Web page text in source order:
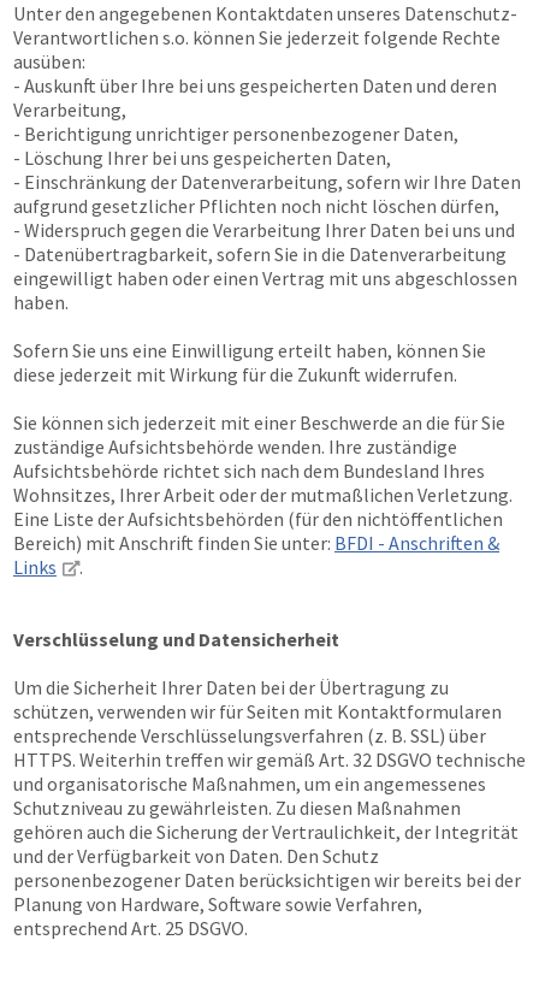
Unter den angegebenen Kontaktdaten unseres Datenschutz-
Verantwortlichen s.o. können Sie jederzeit folgende Rechte
ausüben:
- Auskunft über Ihre bei uns gespeicherten Daten und deren
Verarbeitung,
- Berichtigung unrichtiger personenbezogener Daten,
- Löschung Ihrer bei uns gespeicherten Daten,
- Einschränkung der Datenverarbeitung, sofern wir Ihre Daten
aufgrund gesetzlicher Pflichten noch nicht löschen dürfen,
- Widerspruch gegen die Verarbeitung Ihrer Daten bei uns und
- Datenübertragbarkeit, sofern Sie in die Datenverarbeitung
eingewilligt haben oder einen Vertrag mit uns abgeschlossen
haben.
Sofern Sie uns eine Einwilligung erteilt haben, können Sie
diese jederzeit mit Wirkung für die Zukunft widerrufen.
Sie können sich jederzeit mit einer Beschwerde an die für Sie
zuständige Aufsichtsbehörde wenden. Ihre zuständige
Aufsichtsbehörde richtet sich nach dem Bundesland Ihres
Wohnsitzes, Ihrer Arbeit oder der mutmaßlichen Verletzung.
Eine Liste der Aufsichtsbehörden (für den nichtöffentlichen
Bereich) mit Anschrift finden Sie unter: BFDI - Anschriften &
Links
.
Verschlüsselung und Datensicherheit
Um die Sicherheit Ihrer Daten bei der Übertragung zu
schützen, verwenden wir für Seiten mit Kontaktformularen
entsprechende Verschlüsselungsverfahren (z. B. SSL) über
HTTPS. Weiterhin treffen wir gemäß Art. 32 DSGVO technische
und organisatorische Maßnahmen, um ein angemessenes
Schutzniveau zu gewährleisten. Zu diesen Maßnahmen
gehören auch die Sicherung der Vertraulichkeit, der Integrität
und der Verfügbarkeit von Daten. Den Schutz
personenbezogener Daten berücksichtigen wir bereits bei der
Planung von Hardware, Software sowie Verfahren,
entsprechend Art. 25 DSGVO.